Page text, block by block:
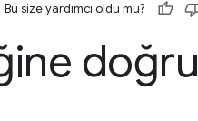
Bu size yardımcı oldu mu?
doğru